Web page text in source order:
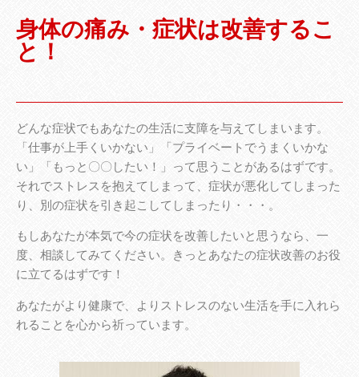
身体の痛み・症状は改善するこ
と！
どんな症状でもあなたの生活に支障を与えてしまいます。
「仕事が上手くいかない」「プライベートでうまくいかな
い」「もっと〇〇したい！」って思うことがあるはずです。
それでストレスを抱えてしまって、症状が悪化してしまった
り、別の症状を引き起こしてしまったり・・・。
もしあなたが本気で今の症状を改善したいと思うなら、一
度、相談してみてください。きっとあなたの症状改善のお役
に立てるはずです！
あなたがより健康で、よりストレスのない生活を手に入れら
れることを心から祈っています。